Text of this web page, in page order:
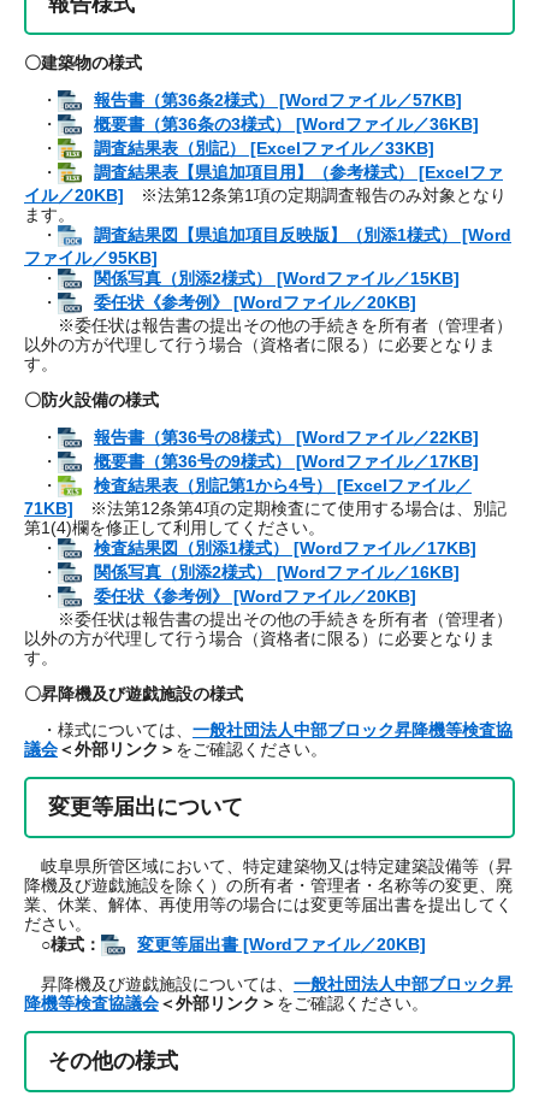
〇建築物の様式
・
報告書（第36条2様式） [Wordファイル／57KB]
・
概要書（第36条の3様式） [Wordファイル／36KB]
・
調査結果表（別記） [Excelファイル／33KB]
・
調査結果表【県追加項目用】（参考様式） [Excelファ
イル／20KB]
※法第12条第1項の定期調査報告のみ対象となり
ます。
・
調査結果図【県追加項目反映版】（別添1様式） [Word
ファイル／95KB]
・
関係写真（別添2様式） [Wordファイル／15KB]
・
委任状《参考例》 [Wordファイル／20KB]
※委任状は報告書の提出その他の手続きを所有者（管理者）
以外の方が代理して行う場合（資格者に限る）に必要となりま
す。
〇防火設備の様式
・
報告書（第36号の8様式） [Wordファイル／22KB]
・
概要書（第36号の9様式） [Wordファイル／17KB]
・
検査結果表（別記第1から4号） [Excelファイル／
71KB]
※法第12条第4項の定期検査にて使用する場合は、別記
第1​(4)欄を修正して利用してください。
・
検査結果図（別添1様式） [Wordファイル／17KB]
・
関係写真（別添2様式） [Wordファイル／16KB]
・
委任状《参考例》 [Wordファイル／20KB]
※委任状は報告書の提出その他の手続きを所有者（管理者）
以外の方が代理して行う場合（資格者に限る）に必要となりま
す。
〇昇降機及び遊戯施設の様式
・様式については、 一般社団法人中部ブロック昇降機等検査協
議会＜外部リンク＞ をご確認ください。
変更等届出について
岐阜県所管区域において、特定建築物又は特定建築設備等（昇
降機及び遊戯施設を除く）の所有者・管理者・名称等の変更、廃
業、休業、解体、再使用等の場合には変更等届出書を提出してく
ださい。
○様式：
変更等届出書 [Wordファイル／20KB]
昇降機及び遊戯施設については、 一般社団法人中部ブロック昇
降機等検査協議会＜外部リンク＞ をご確認ください。
その他の様式